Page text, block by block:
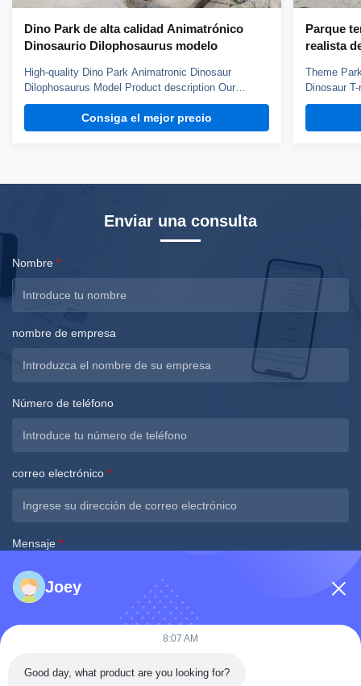
Dino Park de alta calidad Animatrónico
Dinosaurio Dilophosaurus modelo
High-quality Dino Park Animatronic Dinosaur
Dilophosaurus Model Product description Our
animatronic dinos adopt high density sponge,
national standerd steel, durable motors and elastic
fiber silicone skin. Waterproof, resistant to high
Consiga el mejor precio
Parque
realista
Theme
Dinosaur
fiber
Enviar una consulta
Nombre *
nombre de empresa
Número de teléfono
correo electrónico *
Mensaje *
Envíe ahora
Joey
8:07 AM
Good day, what product are you looking for?